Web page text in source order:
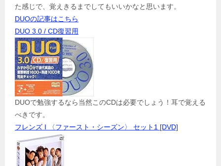
た感じで、覚えきるまでしてもいいかなと思います。
DUOの記事はこちら
DUO 3.0 / CD復習用
DUOで勉強するなら当然このCDは必要でしょう！耳で覚える
べきです。
フレンズ I 〈ファースト・シーズン〉 セット1 [DVD]